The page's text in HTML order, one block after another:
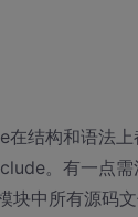
结构和语法
。有一点
中所有源码